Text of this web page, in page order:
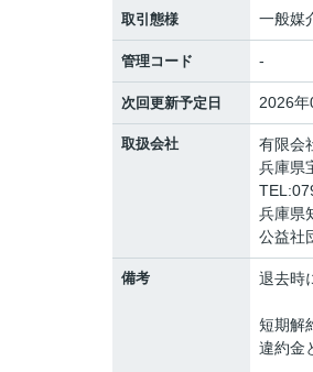
取引態様 一般媒
管理コード -
次回更新予定日 2026年
取扱会社
有限会
兵庫県
兵庫県
公益社
備考 退去時
短期解
違約金